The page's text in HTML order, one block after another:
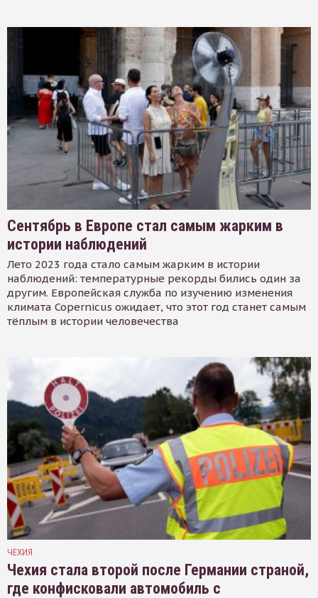
Сентябрь в Европе стал самым жарким в
истории наблюдений
Лето 2023 года стало самым жарким в истории
наблюдений: температурные рекорды бились один за
другим. Европейская служба по изучению изменения
климата Copernicus ожидает, что этот год станет самым
тёплым в истории человечества
ЧЕХИЯ
Чехия стала второй после Германии страной,
где конфисковали автомобиль с